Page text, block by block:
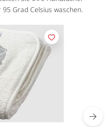
Grad Celsius waschen.
Merken